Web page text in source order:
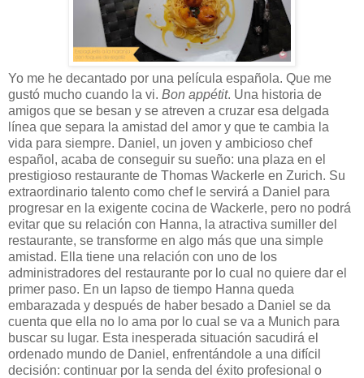
Yo me he decantado por una película española. Que me
gustó mucho cuando la vi. Bon appétit. Una historia de
amigos que se besan y se atreven a cruzar esa delgada
línea que separa la amistad del amor y que te cambia la
vida para siempre. Daniel, un joven y ambicioso chef
español, acaba de conseguir su sueño: una plaza en el
prestigioso restaurante de Thomas Wackerle en Zurich. Su
extraordinario talento como chef le servirá a Daniel para
progresar en la exigente cocina de Wackerle, pero no podrá
evitar que su relación con Hanna, la atractiva sumiller del
restaurante, se transforme en algo más que una simple
amistad. Ella tiene una relación con uno de los
administradores del restaurante por lo cual no quiere dar el
primer paso. En un lapso de tiempo Hanna queda
embarazada y después de haber besado a Daniel se da
cuenta que ella no lo ama por lo cual se va a Munich para
buscar su lugar. Esta inesperada situación sacudirá el
ordenado mundo de Daniel, enfrentándole a una difícil
decisión: continuar por la senda del éxito profesional o